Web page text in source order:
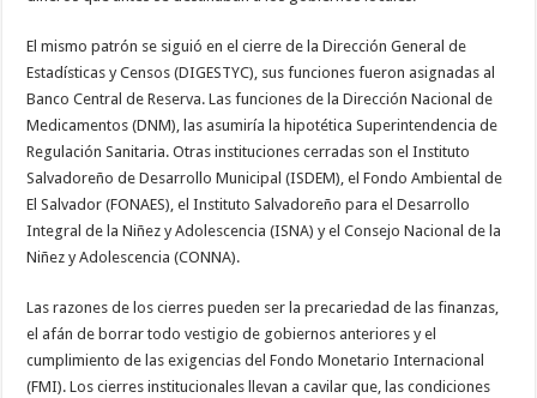
El mismo patrón se siguió en el cierre de la Dirección General de
Estadísticas y Censos (DIGESTYC), sus funciones fueron asignadas al
Banco Central de Reserva. Las funciones de la Dirección Nacional de
Medicamentos (DNM), las asumiría la hipotética Superintendencia de
Regulación Sanitaria. Otras instituciones cerradas son el Instituto
Salvadoreño de Desarrollo Municipal (ISDEM), el Fondo Ambiental de
El Salvador (FONAES), el Instituto Salvadoreño para el Desarrollo
Integral de la Niñez y Adolescencia (ISNA) y el Consejo Nacional de la
Niñez y Adolescencia (CONNA).
Las razones de los cierres pueden ser la precariedad de las finanzas,
el afán de borrar todo vestigio de gobiernos anteriores y el
cumplimiento de las exigencias del Fondo Monetario Internacional
(FMI). Los cierres institucionales llevan a cavilar que, las condiciones